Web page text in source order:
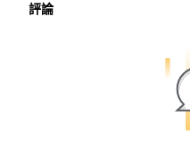
評論